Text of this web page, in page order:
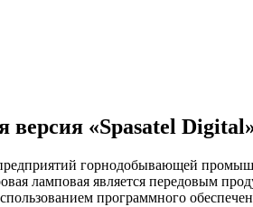
версия «Spasatel
горнодобывающей
ламповая является передовым
программного